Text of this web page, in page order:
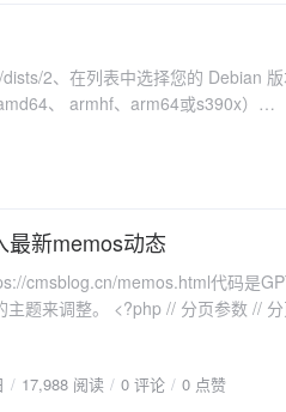
review/
这样没找到串口，就是没有安装
GPIO_MODE_OUTPUT,
} }
用。五 、刷固件打开GD32 All-In-
的。下方显示100%后，就说明烧
2、在列表中选择您的 Debian
、 armhf、arm64或s390x）
最新memos动态
cmsblog.cn/memos.html代码是
页参数 // 分页参数 $items_per_page = 10; // 每页显
网址 $rss_content =
17,988 阅读 0 评论 0 点赞